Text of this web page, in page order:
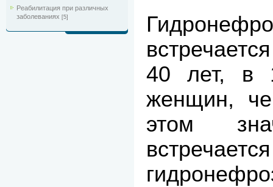
Реабилитация при различных
заболеваниях [5]
40 лет, в
женщин,
этом